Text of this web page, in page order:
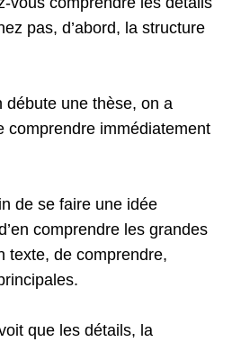
pas, d’abord, la structure
débute une thèse, on a
comprendre immédiatement
de se faire une idée
comprendre les grandes
texte, de comprendre,
que les détails, la